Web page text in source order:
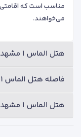
مناسب است که
می‌خواهند.
هتل الماس ۱ مشهد کجاست؟
فاصله هتل الماس ۱ مشهد تا حرم چقدر است؟
هتل الماس ۱ مشهد چند اتاق دارد؟